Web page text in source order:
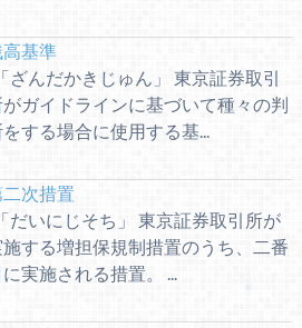
基準
ざんだかきじゅん」 東京証券取引
がガイドラインに基づいて種々の判
する場合に使用する基...
次措置
だいにじそち」 東京証券取引所が
する増担保規制措置のうち、二番
に実施される措置。 ...